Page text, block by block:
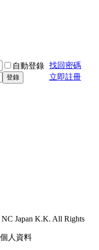
自動登錄 找回密碼
登錄 立即註冊
Japan K.K. All Rights
個人資料